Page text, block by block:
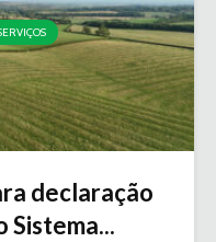
declaração
Sistema...